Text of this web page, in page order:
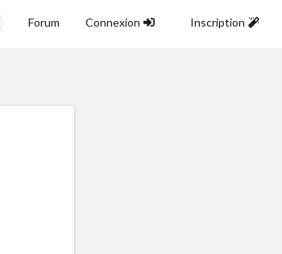
Forum Connexion Inscription